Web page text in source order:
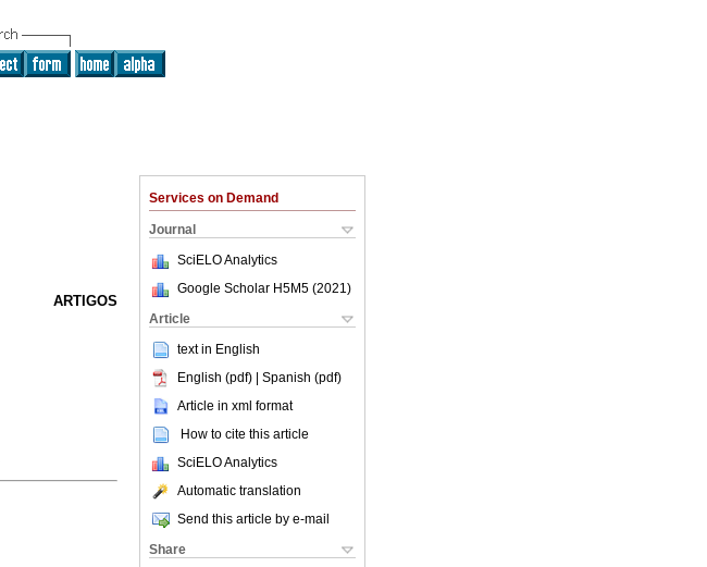
Services on Demand
Journal
SciELO Analytics
Google Scholar H5M5 (2021 )
Article
text in English
English (pdf) | Spanish (pdf)
Article in xml format
How to cite this article
SciELO Analytics
Automatic translation
Send this article by e-mail
Share
ARTIGOS